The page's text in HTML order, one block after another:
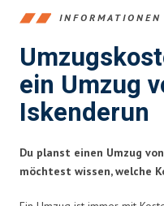
INFORMATIONEN
ein Umzug
Iskenderun
Du planst einen Umzug
möchtest wissen, welche